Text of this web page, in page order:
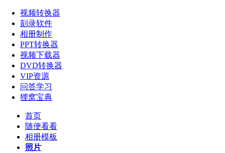
视频转换器
刻录软件
相册制作
PPT转换器
视频下载器
DVD转换器
VIP资源
问答学习
狸窝宝典
首页
随便看看
相册模板
照片